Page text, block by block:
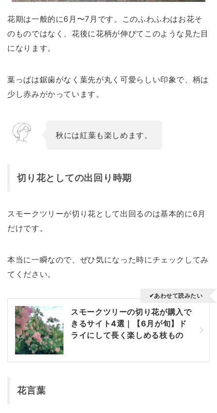
花期は一般的に6月〜7月です。このふわふわはお花そ
のものではなく、花後に花柄が伸びてこのような見た目
になります。
葉っぱは鋸歯がなく葉先が丸く可愛らしい印象で、柄は
少し赤みがかっています。
秋には紅葉も楽しめます。
切り花としての出回り時期
スモークツリーが切り花として出回るのは基本的に6月
だけです。
本当に一瞬なので、ぜひ気になった時にチェックしてみ
てください。
スモークツリーの切り花が購入で
きるサイト4選｜【6月が旬】ド
ライにして長く楽しめる枝もの
✔あわせて読みたい
花言葉